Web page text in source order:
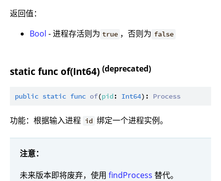
返回值：
Bool - 进程存活则为 true ，否则为 false
static func of(Int64) (deprecated)
public static func of(pid: Int64): Process
功能：根据输入进程 id 绑定一个进程实例。
注意：
未来版本即将废弃，使用 findProcess 替代。